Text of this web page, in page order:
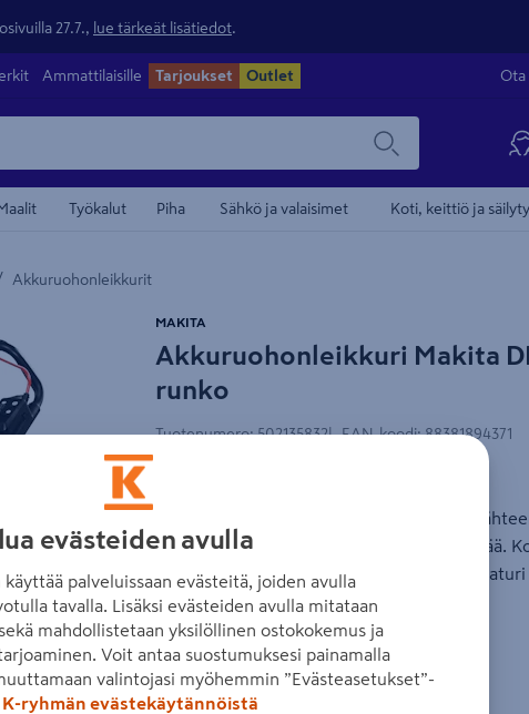
27.7., lue tärkeät lisätiedot
Ammattilaisille Tarjoukset Outlet
Työkalut Piha Sähkö ja valaisimet Koti, keittiö ja
Akkuruohonleikkurit
Lue tuotetesti
Seuraava
Akkuruohonleikkuri Makita
runko
MAKITA
Tuotenumero:502135832 EAN-koodi:88381894371
Vetävä akkuruohonleikkuri, jonka
kytkettynä. Erittäin kevyt käsitellä ja käyttää.
kahvalla. Kuulalaakeroidut pyörät. Akut ja laturi
leikkuuleveys 46 cm
suositeltu leikkausala 1900 m²
leikkuukorkeus 25–75 mm
evästeiden avulla
palveluissaan evästeitä, joiden avulla
tavalla. Lisäksi evästeiden avulla mitataan
mahdollistetaan yksilöllinen ostokokemus ja
Voit antaa suostumuksesi painamalla
valintojasi myöhemmin ”Evästeasetukset”-
ryhmän evästekäytännöistä